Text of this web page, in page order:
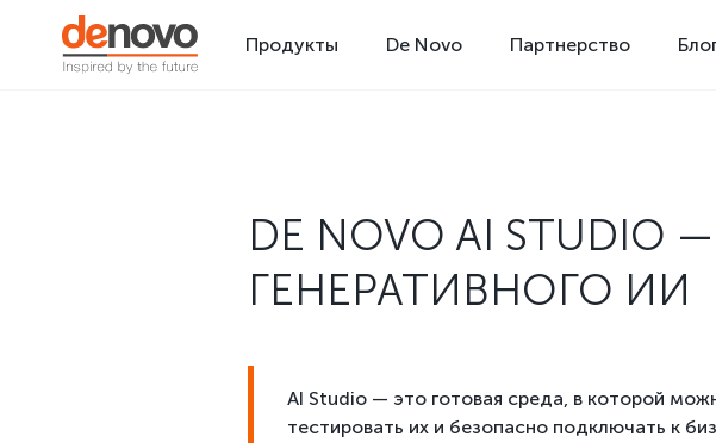
Продукты De Novo Партнерство
DE NOVO AI STUDIO
ГЕНЕРАТИВНОГО ИИ
AI Studio — это готовая среда, в которой
тестировать их и безопасно подключать к